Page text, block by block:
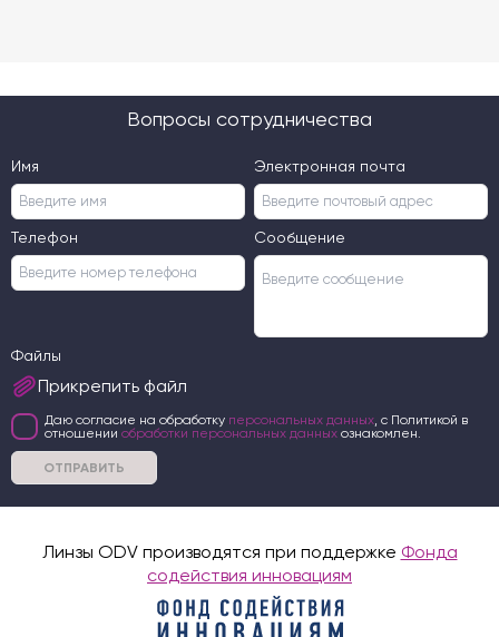
Вопросы сотрудничества
Имя Электронная почта
Телефон Сообщение
Файлы
Прикрепить файл
Даю согласие на обработку персональных данных, с Политикой в
отношении обработки персональных данных ознакомлен.
ОТПРАВИТЬ
Линзы ODV производятся при поддержке Фонда
содействия инновациям